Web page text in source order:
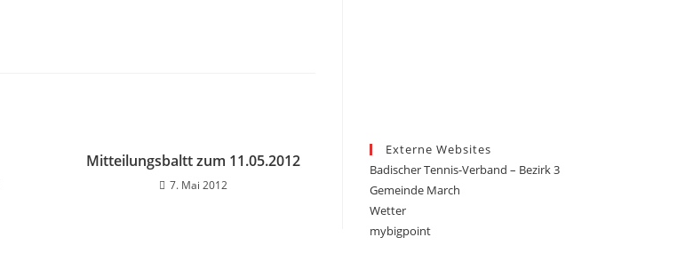
Mitteilungsbaltt zum 11.05.2012
7. Mai 2012
Externe Websites
Badischer Tennis-Verband – Bezirk 3
Gemeinde March
Wetter
mybigpoint